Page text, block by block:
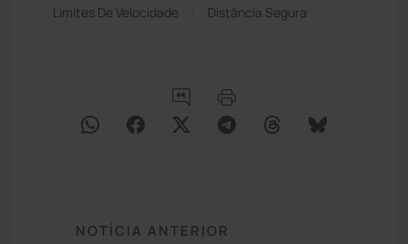
Limites De Velocidade
Distância Segura
NOTÍCIA ANTERIOR